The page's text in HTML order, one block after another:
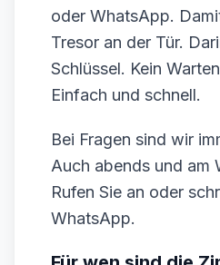
oder WhatsApp.
Tresor an der Tür.
Schlüssel. Kein
Einfach und schnell.
Bei Fragen sind wir
Auch abends und am
Rufen Sie an oder
WhatsApp.